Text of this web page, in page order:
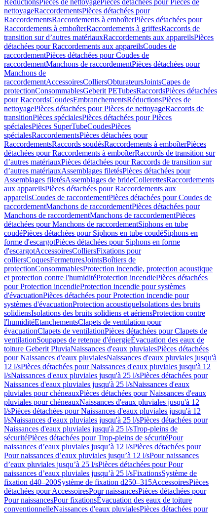
RéductionsPièces de nettoyagePièces détachées pour Pièces de
nettoyageRaccordementsPièces détachées pour
RaccordementsRaccordements à emboîterPièces détachées pour
Raccordements à emboîterRaccordements à griffesRaccords de
transition sur d’autres matériauxRaccordements aux appareilsPièces
détachées pour Raccordements aux appareilsCoudes de
raccordementPièces détachées pour Coudes de
raccordementManchons de raccordementPièces détachées pour
Manchons de
raccordementAccessoiresColliersObturateursJointsCapes de
protectionConsommablesGeberit PETubesRaccordsPièces détachées
pour RaccordsCoudesEmbranchementsRéductionsPièces de
nettoyagePièces détachées pour Pièces de nettoyageRaccords de
transitionPièces spécialesPièces détachées pour Pièces
spécialesPièces SuperTubeCoudesPièces
spécialesRaccordementsPièces détachées pour
RaccordementsRaccords soudésRaccordements à emboîterPièces
détachées pour Raccordements à emboîterRaccords de transition sur
d’autres matériauxPièces détachées pour Raccords de transition sur
d’autres matériauxAssemblages filetésPièces détachées pour
Assemblages filetésAssemblages de brideCollerettesRaccordements
aux appareilsPièces détachées pour Raccordements aux
appareilsCoudes de raccordementPièces détachées pour Coudes de
raccordementManchons de raccordementPièces détachées pour
Manchons de raccordementManchons de raccordementPièces
détachées pour Manchons de raccordementSiphons en tube
coudéPièces détachées pour Siphons en tube coudéSiphons en
forme d'escargotPièces détachées pour Siphons en forme
d'escargotAccessoiresColliersFixations pour
colliersCoquesFermeturesJointsBoîtiers de
protectionConsommablesProtection incendie, protection acoustique
et protection contre l'humiditéProtection incendiePièces détachées
pour Protection incendieProtection incendie pour systèmes
d'évacuationPièces détachées pour Protection incendie pour
systèmes d'évacuationProtection acoustiqueIsolations des bruits
solidiensIsolations des bruits solidiens et aériensProtection contre
l'humiditéEtanchementsClapets de ventilation pour
évacuationClapets de ventilationPièces détachées pour Clapets de
ventilationSoupapes de retenue d'énergieÉvacuation des eaux de
toiture Geberit PluviaNaissances d'eaux pluvialesPièces détachées
pour Naissances d'eaux pluvialesNaissances d'eaux pluviales jusqu'à
12 l/sPièces détachées pour Naissances d'eaux pluviales jusqu'à 12
l/sNaissances d'eaux pluviales jusqu'à 25 l/sPièces détachées pour
Naissances d'eaux pluviales jusqu'à 25 l/sNaissances d'eaux
pluviales pour chéneauxPièces détachées pour Naissances d'eaux
pluviales pour chéneauxNaissances d'eaux pluviales jusqu'à 12
l/sPièces détachées pour Naissances d'eaux pluviales jusqu'à 12
l/sNaissances d'eaux pluviales jusqu'à 25 l/sPièces détachées pour
Naissances d'eaux pluviales jusqu'à 25 l/sTrop-pleins de
sécuritéPièces détachées pour Trop-pleins de sécuritéPour
naissances d’eaux pluviales jusqu’à 12 l/sPièces détachées pour
Pour naissances d’eaux pluviales jusqu’à 12 l/sPour naissances
d’eaux pluviales jusqu’à 25 l/sPièces détachées pour Pour
naissances d’eaux pluviales jusqu’à 25 l/sFixationsSystème de
fixation d40–200Système de fixation d250–315AccessoiresPièces
détachées pour AccessoiresPour naissancesPièces détachées pour
Pour naissancesPour fixationsÉvacuation des eaux de toiture
conventionnelleNaissances d'eaux pluvialesPièces détachées pour